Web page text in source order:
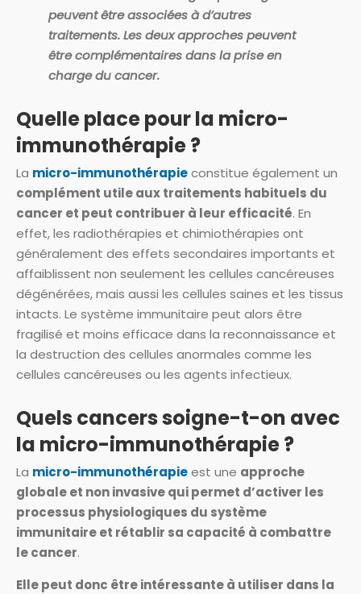
peuvent être associées à d’autres
traitements. Les deux approches peuvent
être complémentaires dans la prise en
charge du cancer.
Quelle place pour la micro-
immunothérapie ?
La micro-immunothérapieconstitue également un
complément utile aux traitements habituels du
cancer et peut contribuer à leur efficacité. En
effet, les radiothérapies et chimiothérapies ont
généralement des effets secondaires importants et
affaiblissent non seulement les cellules cancéreuses
dégénérées, mais aussi les cellules saines et les tissus
intacts. Le système immunitaire peut alors être
fragilisé et moins efficace dans la reconnaissance et
la destruction des cellules anormales comme les
cellules cancéreuses ou les agents infectieux.
Quels cancers soigne-t-on avec
la micro-immunothérapie ?
La micro-immunothérapieest une approche
globale et non invasive qui permet d’activer les
processus physiologiques du système
immunitaire et rétablir sa capacité à combattre
le cancer.
Elle peut donc être intéressante à utiliser dans la